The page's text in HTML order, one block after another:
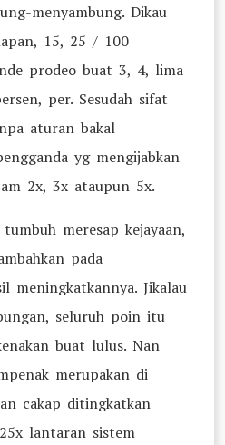
menyambung. Dikau
15, 25 / 100
prodeo buat 3, 4, lima
per. Sesudah sifat
aturan bakal
yg mengijabkan
2x, 3x ataupun 5x.
meresap kejayaan,
pada
meningkatkannya. Jikalau
seluruh poin itu
buat lulus. Nan
merupakan di
cakap ditingkatkan
lantaran sistem